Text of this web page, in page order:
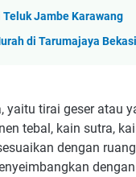
Jambe Karawang
di Tarumajaya
yaitu tirai geser atau
tebal, kain sutra,
dengan